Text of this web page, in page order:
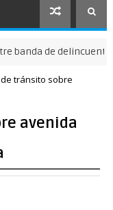
de delincuentes y
tránsito sobre
avenida